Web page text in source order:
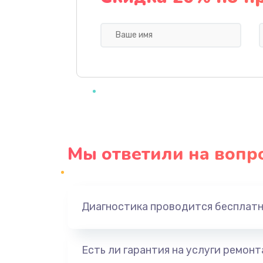
Ремонт или замена кофемолки
Мы ответили на
Диагностика проводится
Есть ли гарантия на услуги